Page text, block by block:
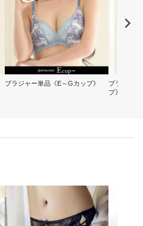
ブラジャー単品《E～Gカップ》
ブラ&ショ
プ》